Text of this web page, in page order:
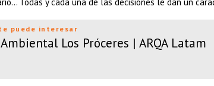
puede interesar
Los Próceres | ARQA Latam